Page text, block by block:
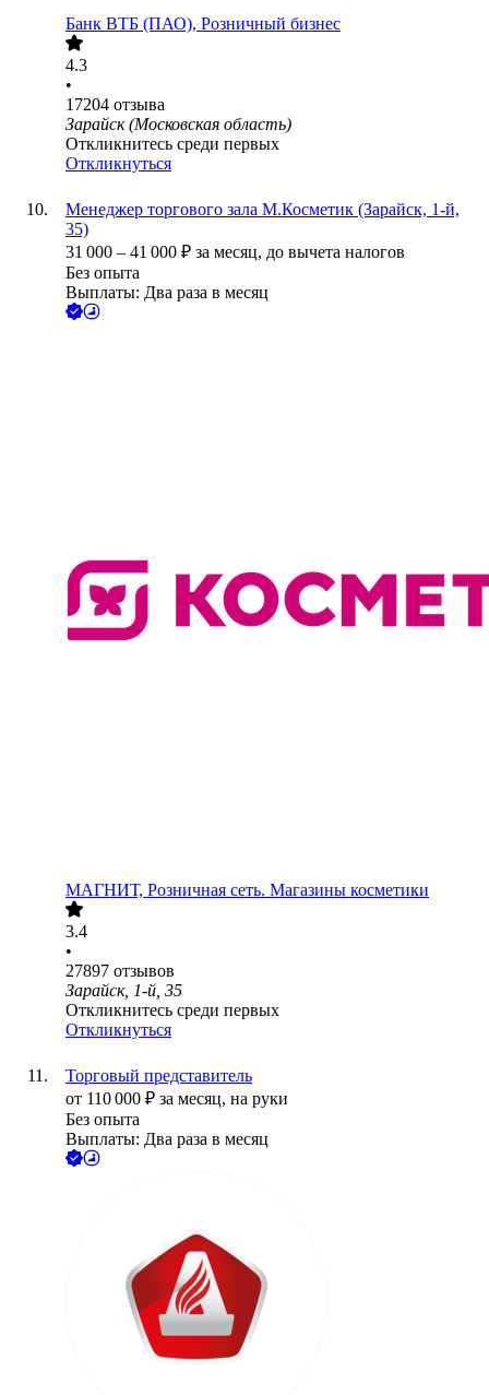
Банк ВТБ (ПАО), Розничный бизнес
4.3
•
17204 отзыва
Зарайск (Московская область)
Откликнитесь среди первых
Откликнуться
Менеджер торгового зала М.Косметик (Зарайск, 1-й,
35)
31 000 – 41 000 ₽ за месяц, до вычета налогов
Без опыта
Выплаты: Два раза в месяц
МАГНИТ, Розничная сеть. Магазины косметики
3.4
•
27897 отзывов
Зарайск, 1-й, 35
Откликнитесь среди первых
Откликнуться
Торговый представитель
от 110 000 ₽ за месяц, на руки
Без опыта
Выплаты: Два раза в месяц